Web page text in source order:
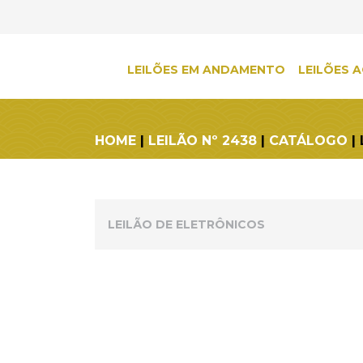
LEILÕES EM ANDAMENTO LEILÕES
HOME | LEILÃO Nº 2438 | CATÁLOGO |
LEILÃO DE ELETRÔNICOS